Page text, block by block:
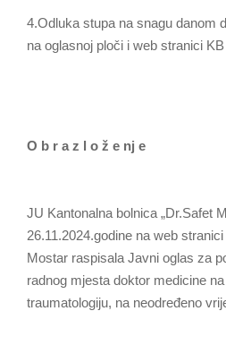
4.Odluka stupa na snagu danom
na oglasnoj ploči i web stranici
O b r a z l o ž e nj e
JU Kantonalna bolnica „Dr.Safet
26.11.2024.godine na web
Mostar raspisala Javni oglas za
radnog mjesta doktor medicine
traumatologiju, na neodređeno